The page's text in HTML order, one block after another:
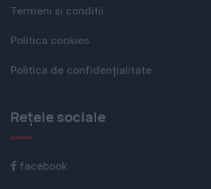
Termeni si conditii
Politica cookies
Politica de confidențialitate
Rețele sociale
facebook